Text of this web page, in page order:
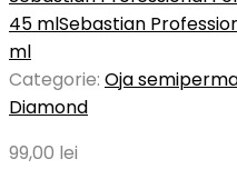
45 mlSebastian
ml
Categorie: Oja
Diamond
99,00 lei